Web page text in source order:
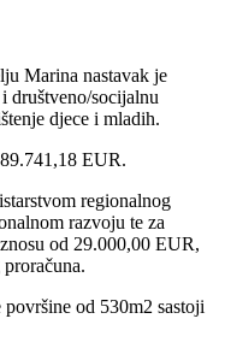
Marina nastavak je
društveno/socijalnu
djece i mladih.
EUR.
regionalnog
razvoju te za
od 29.000,00 EUR,
od 530m2 sastoji